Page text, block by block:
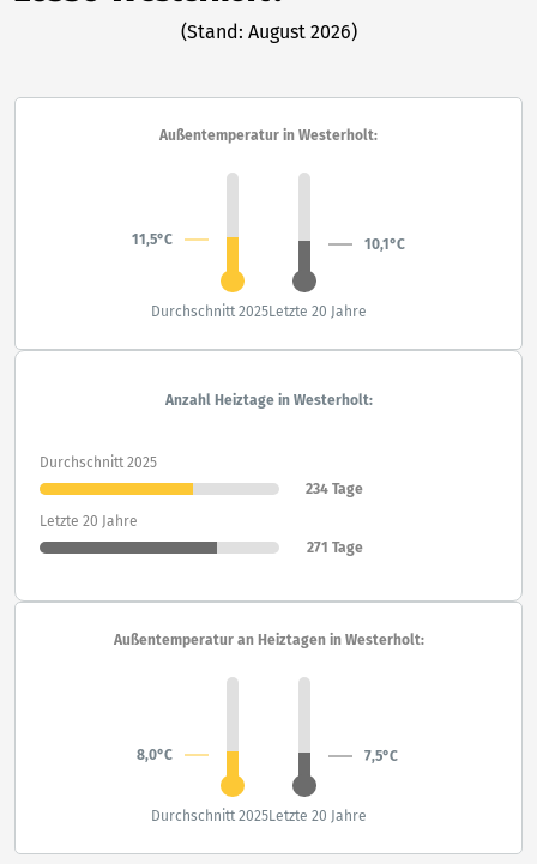
(Stand: August 2026)
Außentemperatur in Westerholt:
11,5°C 10,1°C
Durchschnitt 2025Letzte 20 Jahre
Anzahl Heiztage in Westerholt:
Durchschnitt 2025
234 Tage
Letzte 20 Jahre
271 Tage
Außentemperatur an Heiztagen in Westerholt:
8,0°C 7,5°C
Durchschnitt 2025Letzte 20 Jahre